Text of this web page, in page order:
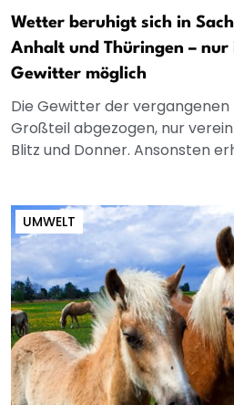
Wetter beruhigt sich in
Anhalt und Thüringen –
Gewitter möglich
Die Gewitter der vergangenen
Großteil abgezogen, nur
Blitz und Donner. Ansonsten
UMWELT